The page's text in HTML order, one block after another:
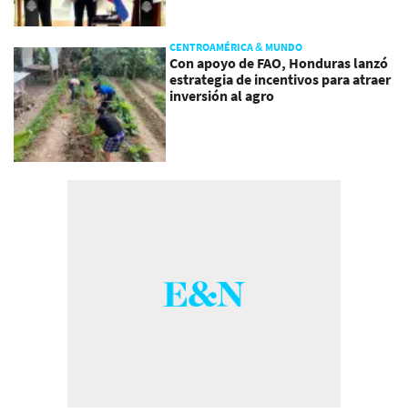
CENTROAMÉRICA & MUNDO
Con apoyo de FAO, Honduras lanzó
estrategia de incentivos para atraer
inversión al agro